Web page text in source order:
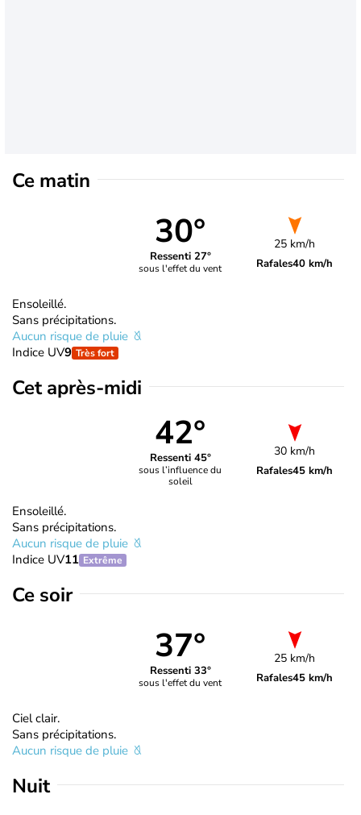
Ce matin
30°
Ressenti 27°
sous l'effet du vent
25 km/h
Rafales40 km/h
Ensoleillé.
Sans précipitations.
Aucun risque de pluie
Indice UV9 Très fort
Cet après-midi
42°
Ressenti 45°
sous l’influence du
soleil
30 km/h
Rafales45 km/h
Ensoleillé.
Sans précipitations.
Aucun risque de pluie
Indice UV11 Extrême
Ce soir
37°
Ressenti 33°
sous l'effet du vent
25 km/h
Rafales45 km/h
Ciel clair.
Sans précipitations.
Aucun risque de pluie
Nuit